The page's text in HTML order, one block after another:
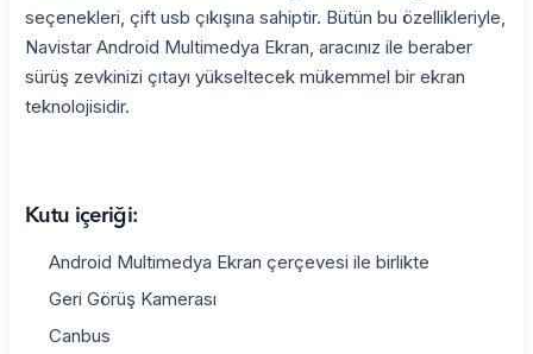
seçenekleri, çift usb çıkışına sahiptir. Bütün bu özellikleriyle,
Navistar Android Multimedya Ekran, aracınız ile beraber
sürüş zevkinizi çıtayı yükseltecek mükemmel bir ekran
teknolojisidir.
Kutu içeriği:
Android Multimedya Ekran çerçevesi ile birlikte
Geri Görüş Kamerası
Canbus